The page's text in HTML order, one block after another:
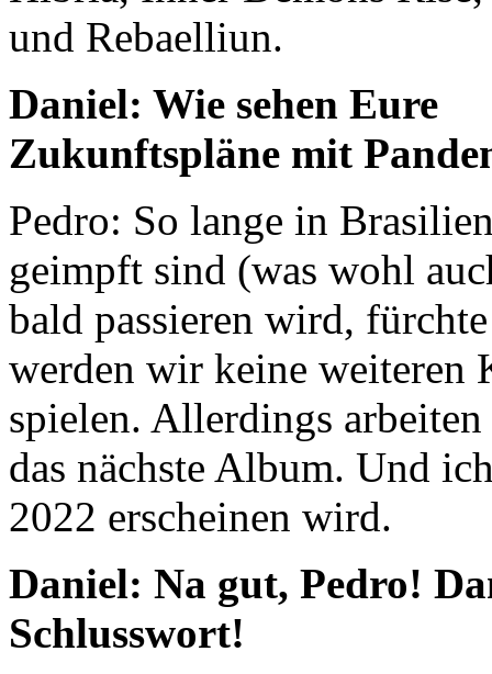
und Rebaelliun.
Daniel: Wie sehen Eure
Zukunftspläne mit
Pedro: So lange in
geimpft sind (was wohl
bald passieren wird,
werden wir keine weiteren
spielen. Allerdings
das nächste Album. Und
2022 erscheinen wird.
Daniel: Na gut, Pedro!
Schlusswort!